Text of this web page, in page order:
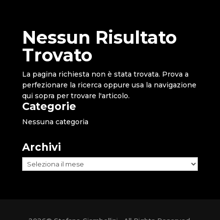
Nessun Risultato
Trovato
La pagina richiesta non è stata trovata. Prova a
perfezionare la ricerca oppure usa la navigazione
qui sopra per trovare l'articolo.
Categorie
Nessuna categoria
Archivi
Archivi